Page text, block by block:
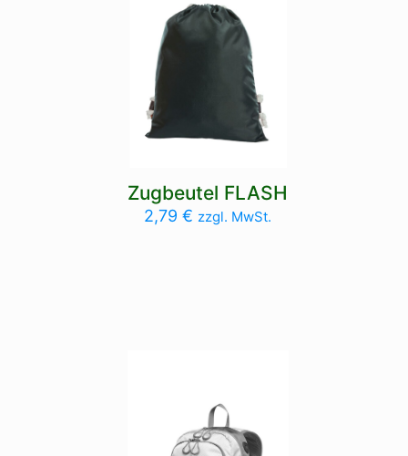
Zugbeutel FLASH
2,79€ zzgl. MwSt.